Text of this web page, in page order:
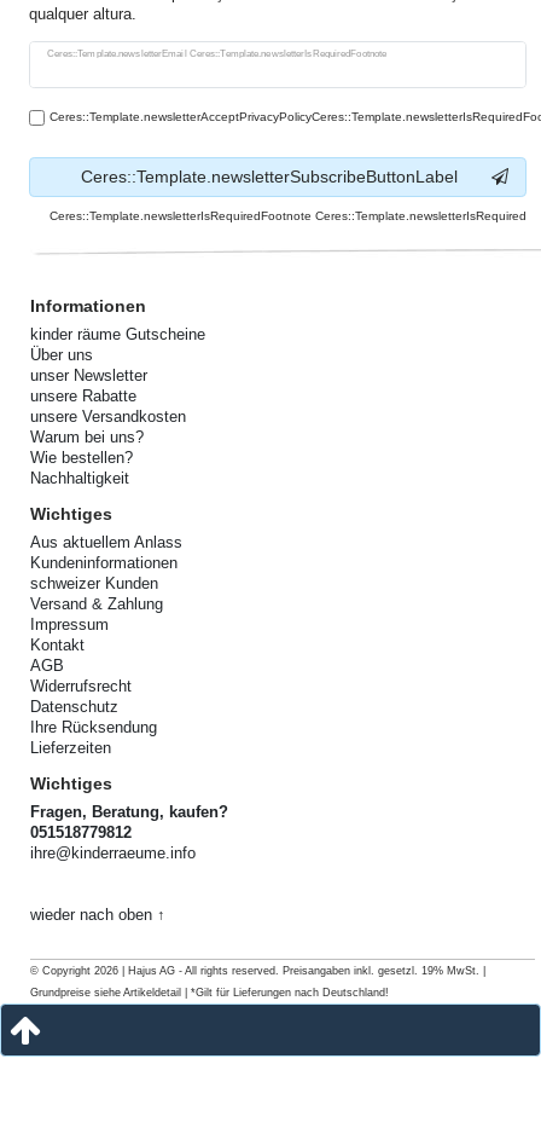
qualquer altura.
Ceres::Template.newsletterEmail Ceres::Template.newsletterIsRequiredFootnote
Ceres::Template.newsletterHoneypotLabel
Ceres::Template.newsletterSubscribeButtonLabel
Ceres::Template.newsletterIsRequiredFootnote Ceres::Template.newsletterIsRequired
Informationen
kinder räume Gutscheine
Über uns
unser Newsletter
unsere Rabatte
unsere Versandkosten
Warum bei uns?
Wie bestellen?
Nachhaltigkeit
Wichtiges
Aus aktuellem Anlass
Kundeninformationen
schweizer Kunden
Versand & Zahlung
Impressum
Kontakt
AGB
Widerrufsrecht
Datenschutz
Ihre Rücksendung
Lieferzeiten
Wichtiges
Fragen, Beratung, kaufen?
051518779812
ihre@kinderraeume.info
wieder nach oben ↑
© Copyright 2026 | Hajus AG - All rights reserved. Preisangaben inkl. gesetzl. 19% MwSt. |
Grundpreise siehe Artikeldetail | *Gilt für Lieferungen nach Deutschland!